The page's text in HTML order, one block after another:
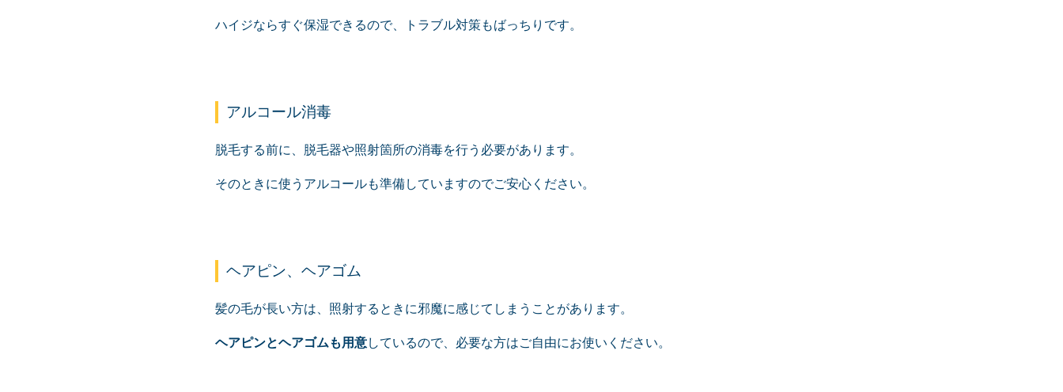
ハイジならすぐ保湿できるので、トラブル対策もばっちりです。
アルコール消毒
脱毛する前に、脱毛器や照射箇所の消毒を行う必要があります。
そのときに使うアルコールも準備していますのでご安心ください。
ヘアピン、ヘアゴム
髪の毛が長い方は、照射するときに邪魔に感じてしまうことがあります。
ヘアピンとヘアゴムも用意しているので、必要な方はご自由にお使いください。